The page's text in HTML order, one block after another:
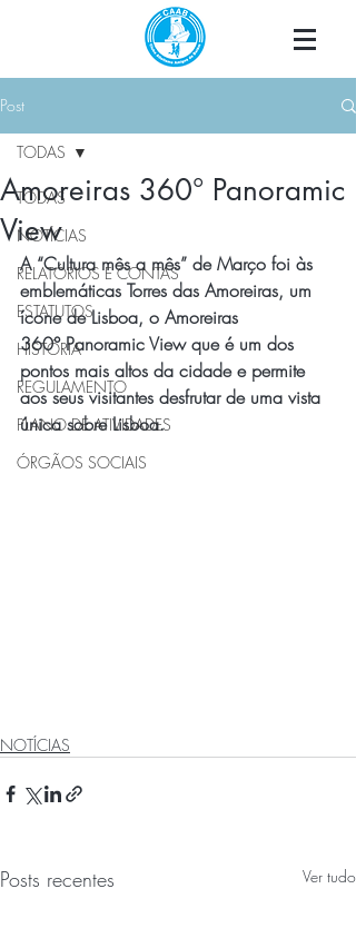
Post
TODAS
NOTÍCIAS
RELATÓRIOS E CONTAS
ESTATUTOS
HISTÓRIA
REGULAMENTO
PLANO DE ATIVIDADES
ÓRGÃOS SOCIAIS
TODAS
Amoreiras 360° Panoramic
View
A “Cultura mês a mês” de Março foi às
emblemáticas Torres das Amoreiras, um
ícone de Lisboa, o Amoreiras
360° Panoramic View que é um dos
pontos mais altos da cidade e permite
aos seus visitantes desfrutar de uma vista
única sobre Lisboa.
NOTÍCIAS
Posts recentes Ver tudo